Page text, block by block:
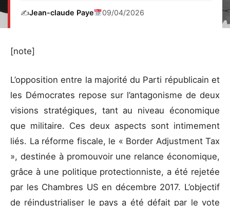
✍️Jean-claude Paye 09/04/2026
[note]
L’opposition entre la majorité du Parti républicain et
les Démocrates repose sur l’antagonisme de deux
visions stratégiques, tant au niveau économique
que militaire. Ces deux aspects sont intimement
liés. La réforme fiscale, le « Border Adjustment Tax
», destinée à promouvoir une relance économique,
grâce à une politique protectionniste, a été rejetée
par les Chambres US en décembre 2017. L’objectif
de réindustrialiser le pays a été défait par le vote